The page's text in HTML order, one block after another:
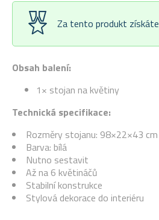
Obsah balení:
1× stojan na květiny
Technická specifikace:
Rozměry stojanu: 98×22×43 cm
Barva: bílá
Nutno sestavit
Až na 6 květináčů
Stabilní konstrukce
Stylová dekorace do interiéru
Za tento produkt získáte